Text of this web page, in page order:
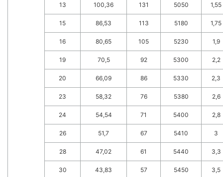
13 100,36 131 5050 1,55
15 86,53 113 5180 1,75
16 80,65 105 5230 1,9
19 70,5 92 5300 2,2
20 66,09 86 5330 2,3
23 58,32 76 5380 2,6
24 54,54 71 5400 2,8
26 51,7 67 5410 3
28 47,02 61 5440 3,3
30 43,83 57 5450 3,5